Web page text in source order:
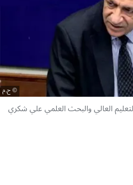
ح.م
العالي والبحث العلمي علي شكري